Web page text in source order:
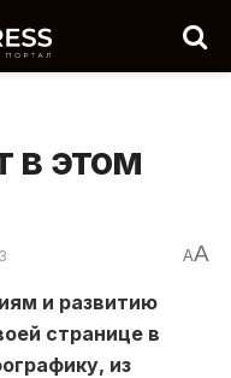
в этом
AA
и развитию
странице в
из